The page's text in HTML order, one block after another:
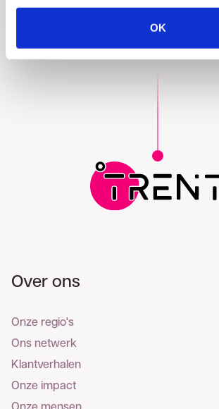
OK
Over ons
Onze regio's
Ons netwerk
Klantverhalen
Onze impact
Onze mensen